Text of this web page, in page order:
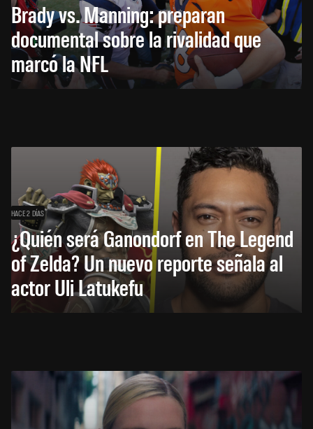
Brady vs. Manning: preparan
documental sobre la rivalidad que
marcó la NFL
HACE 2 DÍAS
¿Quién será Ganondorf en The Legend
of Zelda? Un nuevo reporte señala al
actor Uli Latukefu